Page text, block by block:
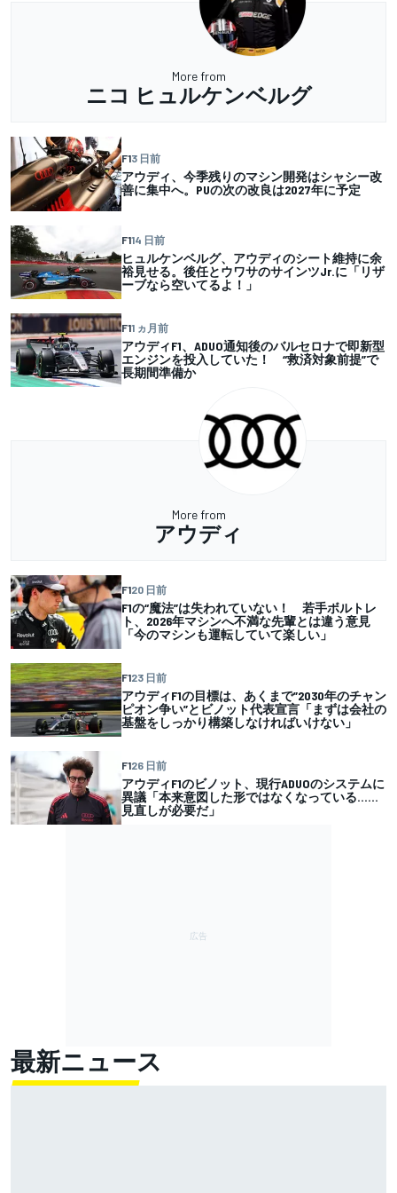
More from
ニコ ヒュルケンベルグ
F13 日前
アウディ、今季残りのマシン開発はシャシー改
善に集中へ。PUの次の改良は2027年に予定
F114 日前
ヒュルケンベルグ、アウディのシート維持に余
裕見せる。後任とウワサのサインツJr.に「リザ
ーブなら空いてるよ！」
F11 ヵ月前
アウディF1、ADUO通知後のバルセロナで即新型
エンジンを投入していた！ “救済対象前提”で
長期間準備か
More from
アウディ
F120 日前
F1の“魔法”は失われていない！ 若手ボルトレ
ト、2026年マシンへ不満な先輩とは違う意見
「今のマシンも運転していて楽しい」
F123 日前
アウディF1の目標は、あくまで”2030年のチャン
ピオン争い”とビノット代表宣言「まずは会社の
基盤をしっかり構築しなければいけない」
F126 日前
アウディF1のビノット、現行ADUOのシステムに
異議「本来意図した形ではなくなっている……
見直しが必要だ」
最新ニュース